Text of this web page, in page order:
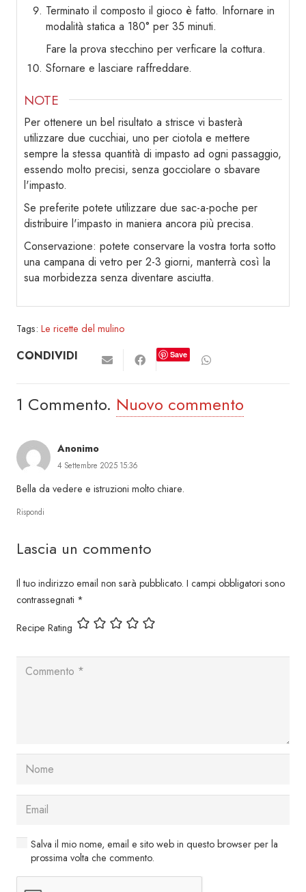
Terminato il composto il gioco è fatto. Infornare in
modalità statica a 180° per 35 minuti.
Fare la prova stecchino per verficare la cottura.
Sfornare e lasciare raffreddare.
NOTE
Per ottenere un bel risultato a strisce vi basterà
utilizzare due cucchiai, uno per ciotola e mettere
sempre la stessa quantità di impasto ad ogni passaggio,
essendo molto precisi, senza gocciolare o sbavare
l'impasto.
Se preferite potete utilizzare due sac-a-poche per
distribuire l'impasto in maniera ancora più precisa.
Conservazione: potete conservare la vostra torta sotto
una campana di vetro per 2-3 giorni, manterrà così la
sua morbidezza senza diventare asciutta.
Tags: Le ricette del mulino
CONDIVIDI Save
1 Commento. Nuovo commento
Anonimo
4 Settembre 2025 15:36
Bella da vedere e istruzioni molto chiare.
Rispondi
Lascia un commento
Il tuo indirizzo email non sarà pubblicato. I campi obbligatori sono
contrassegnati *
Recipe Rating
Salva il mio nome, email e sito web in questo browser per la
prossima volta che commento.